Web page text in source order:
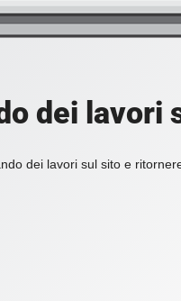
dei lavori
dei lavori sul sito e